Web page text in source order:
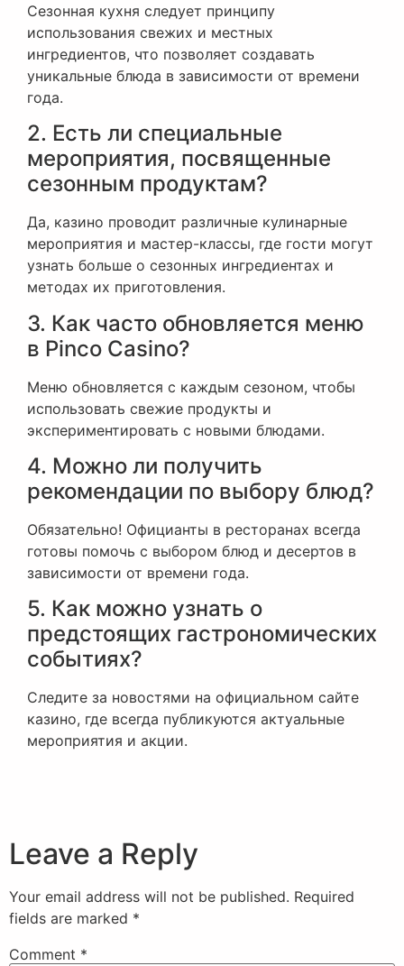
Сезонная кухня следует принципу
использования свежих и местных
ингредиентов, что позволяет создавать
уникальные блюда в зависимости от времени
года.
2. Есть ли специальные
мероприятия, посвященные
сезонным продуктам?
Да, казино проводит различные кулинарные
мероприятия и мастер-классы, где гости могут
узнать больше о сезонных ингредиентах и
методах их приготовления.
3. Как часто обновляется меню
в Pinco Casino?
Меню обновляется с каждым сезоном, чтобы
использовать свежие продукты и
экспериментировать с новыми блюдами.
4. Можно ли получить
рекомендации по выбору блюд?
Обязательно! Официанты в ресторанах всегда
готовы помочь с выбором блюд и десертов в
зависимости от времени года.
5. Как можно узнать о
предстоящих гастрономических
событиях?
Следите за новостями на официальном сайте
казино, где всегда публикуются актуальные
мероприятия и акции.
Leave a Reply
Your email address will not be published. Required
fields are marked *
Comment *